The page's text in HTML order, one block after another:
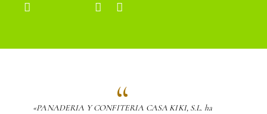
«PANADERIA Y CONFITERIA CASA KIKI, S.L. ha